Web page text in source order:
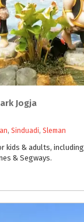
Jogja
, Sinduadi, Sleman
kids & adults, including
& Segways.